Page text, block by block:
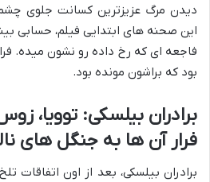
دیدن مرگ عزیزترین کسانت جلوی
این صحنه های ابتدایی فیلم، حسابی
فاجعه ای که رخ داده رو نشون میده.
بود که براشون مونده بود.
برادران بیلسکی: توویا،
فرار آن ها به جنگل های
برادران بیلسکی، بعد از اون اتفاقات